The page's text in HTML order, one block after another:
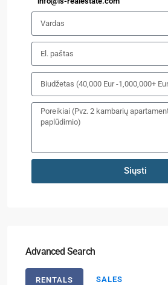
Siųsti
Advanced Search
RENTALS SALES